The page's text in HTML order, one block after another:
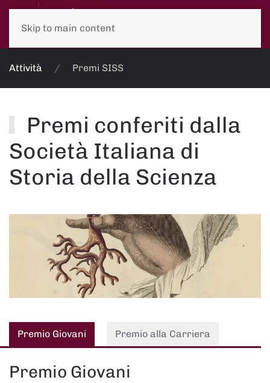
Skip to main content
Attività Premi SISS
Premi conferiti dalla
Società Italiana di
Storia della Scienza
Premio Giovani Premio alla Carriera
Premio Giovani